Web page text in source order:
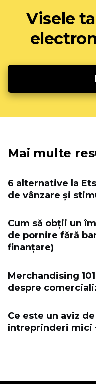
Visele
Mai multe
6 alternative la
de vânzare și
Cum să obții un
de pornire fără
finanțare)
Merchandising
despre
Ce este un aviz
întreprinderi mici